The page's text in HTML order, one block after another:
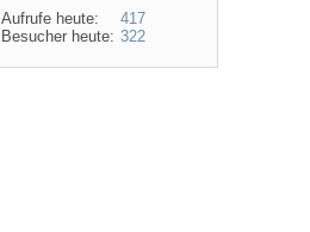
Aufrufe heute:
Besucher heute:
417
322